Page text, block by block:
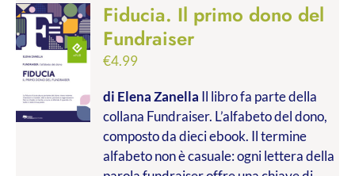
Fiducia. Il primo dono del
Fundraiser
€4.99
di Elena Zanella Il libro fa parte della
collana Fundraiser. L’alfabeto del dono,
composto da dieci ebook. Il termine
alfabeto non è casuale: ogni lettera della